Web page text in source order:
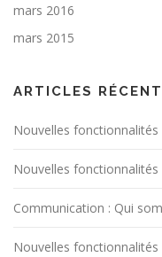
mars 2016
mars 2015
ARTICLES
Nouvelles fonctionnalités
Nouvelles fonctionnalités
Communication : Qui
Nouvelles fonctionnalités